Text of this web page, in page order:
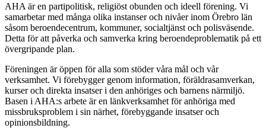
AHA är en partipolitisk, religiöst obunden och ideell förening. Vi
samarbetar med många olika instanser och nivåer inom Örebro län
såsom beroendecentrum, kommuner, socialtjänst och polisväsende.
Detta för att påverka och samverka kring beroendeproblematik på ett
övergripande plan.
Föreningen är öppen för alla som stöder våra mål och vår
verksamhet. Vi förebygger genom information, föräldrasamverkan,
kurser och direkta insatser i den anhöriges och barnens närmiljö.
Basen i AHA:s arbete är en länkverksamhet för anhöriga med
missbruksproblem i sin närhet, förebyggande insatser och
opinionsbildning.